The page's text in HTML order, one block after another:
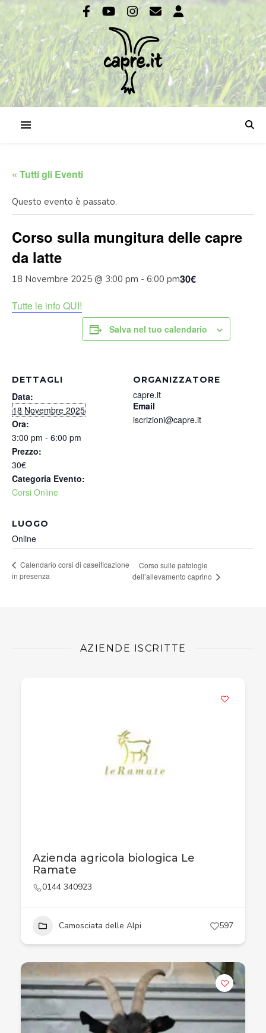
« Tutti gli Eventi
Questo evento è passato.
Corso sulla mungitura delle capre
da latte
18 Novembre 2025 @ 3:00 pm - 6:00 pm30€
Tutte le info QUI!
Salva nel tuo calendario
DETTAGLI
Data:
18 Novembre 2025
Ora:
3:00 pm - 6:00 pm
Prezzo:
30€
Categoria Evento:
Corsi Online
ORGANIZZATORE
capre.it
Email
iscrizioni@capre.it
LUOGO
Online
Calendario corsi di caseificazione
in presenza
Corso sulle patologie
dell’allevamento caprino
AZIENDE ISCRITTE
Azienda agricola biologica Le
Ramate
0144 340923
Camosciata delle Alpi 597